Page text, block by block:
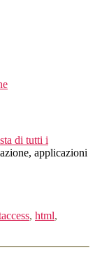
di tutti i
applicazioni
, html,